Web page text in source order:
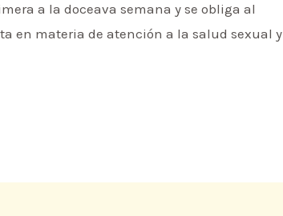
a la doceava semana y se obliga al
en materia de atención a la salud sexual y